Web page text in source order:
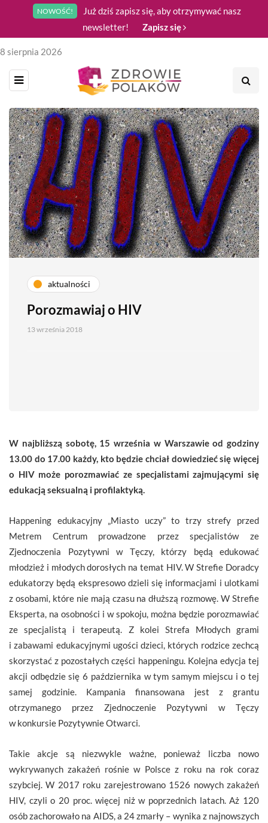
NOWOŚĆ!
Już dziś zapisz się, aby otrzymywać nasz
newsletter!
Zapisz się
8 sierpnia 2026
aktualności
Porozmawiaj o HIV
13 września 2018
W najbliższą sobotę, 15 września w Warszawie od godziny
13.00 do 17.00 każdy, kto będzie chciał dowiedzieć się więcej
o HIV może porozmawiać ze specjalistami zajmującymi się
edukacją seksualną i profilaktyką.
Happening edukacyjny „Miasto uczy” to trzy strefy przed
Metrem Centrum prowadzone przez specjalistów ze
Zjednoczenia Pozytywni w Tęczy, którzy będą edukować
młodzież i młodych dorosłych na temat HIV. W Strefie Doradcy
edukatorzy będą ekspresowo dzieli się informacjami i ulotkami
z osobami, które nie mają czasu na dłuższą rozmowę. W Strefie
Eksperta, na osobności i w spokoju, można będzie porozmawiać
ze specjalistą i terapeutą. Z kolei Strefa Młodych grami
i zabawami edukacyjnymi ugości dzieci, których rodzice zechcą
skorzystać z pozostałych części happeningu. Kolejna edycja tej
akcji odbędzie się 6 października w tym samym miejscu i o tej
samej godzinie. Kampania finansowana jest z grantu
otrzymanego przez Zjednoczenie Pozytywni w Tęczy
w konkursie Pozytywnie Otwarci.
Takie akcje są niezwykle ważne, ponieważ liczba nowo
wykrywanych zakażeń rośnie w Polsce z roku na rok coraz
szybciej. W 2017 roku zarejestrowano 1526 nowych zakażeń
HIV, czyli o 20 proc. więcej niż w poprzednich latach. Aż 120
osób zachorowało na AIDS, a 24 zmarły – wynika z najnowszych